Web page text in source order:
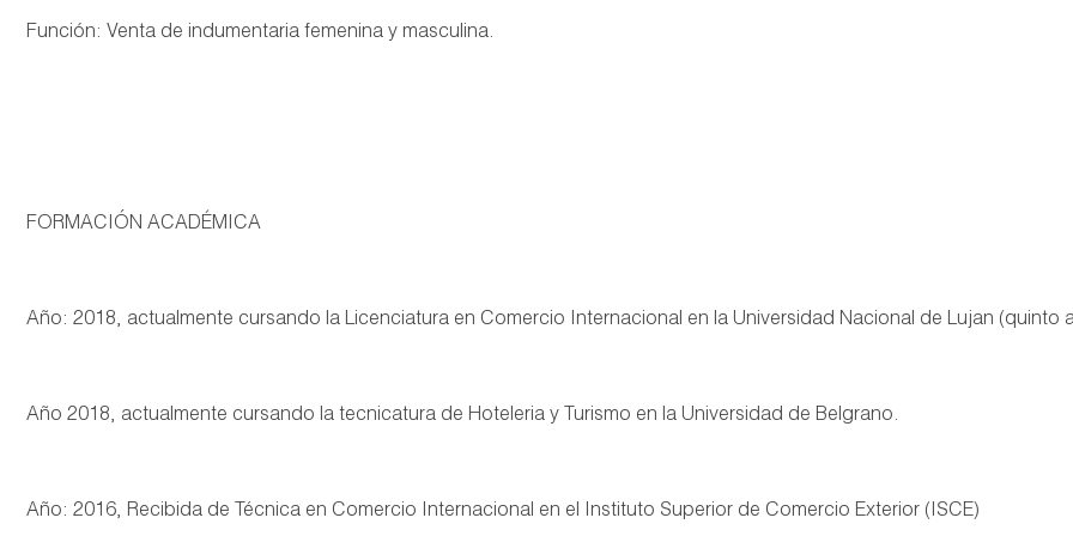
Función: Venta de indumentaria femenina y masculina.
FORMACIÓN ACADÉMICA
Año: 2018, actualmente cursando la Licenciatura en Comercio Internacional en la Universidad Nacional de Lujan (quinto
Año 2018, actualmente cursando la tecnicatura de Hoteleria y Turismo en la Universidad de Belgrano.
Año: 2016, Recibida de Técnica en Comercio Internacional en el Instituto Superior de Comercio Exterior (ISCE)